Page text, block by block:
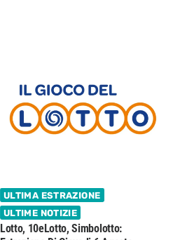
ULTIMA ESTRAZIONE
ULTIME NOTIZIE
Lotto, 10eLotto, Simbolotto: